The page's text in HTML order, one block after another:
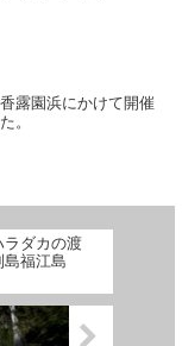
露園浜にかけて開催
。
ラダカの渡
福江島